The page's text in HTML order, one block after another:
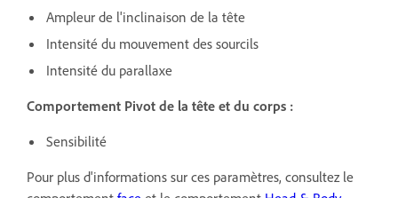
Ampleur de l'inclinaison de la tête
Intensité du mouvement des sourcils
Intensité du parallaxe
Comportement Pivot de la tête et du corps :
Sensibilité
Pour plus d'informations sur ces paramètres, consultez le